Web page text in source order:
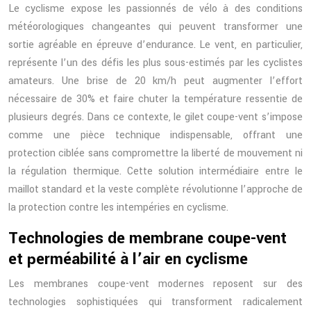
Le cyclisme expose les passionnés de vélo à des conditions
météorologiques changeantes qui peuvent transformer une
sortie agréable en épreuve d’endurance. Le vent, en particulier,
représente l’un des défis les plus sous-estimés par les cyclistes
amateurs. Une brise de 20 km/h peut augmenter l’effort
nécessaire de 30% et faire chuter la température ressentie de
plusieurs degrés. Dans ce contexte, le gilet coupe-vent s’impose
comme une pièce technique indispensable, offrant une
protection ciblée sans compromettre la liberté de mouvement ni
la régulation thermique. Cette solution intermédiaire entre le
maillot standard et la veste complète révolutionne l’approche de
la protection contre les intempéries en cyclisme.
Technologies de membrane coupe-vent
et perméabilité à l’air en cyclisme
Les membranes coupe-vent modernes reposent sur des
technologies sophistiquées qui transforment radicalement